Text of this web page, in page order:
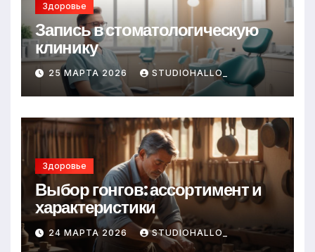
Здоровье
Запись в стоматологическую
клинику
25 МАРТА 2026 STUDIOHALLO_
Здоровье
Выбор гонгов: ассортимент и
характеристики
24 МАРТА 2026 STUDIOHALLO_